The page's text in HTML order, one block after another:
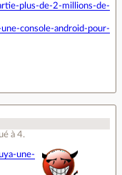
plus-de-2-millions-de-
console-android-pour-
à 4.
une-